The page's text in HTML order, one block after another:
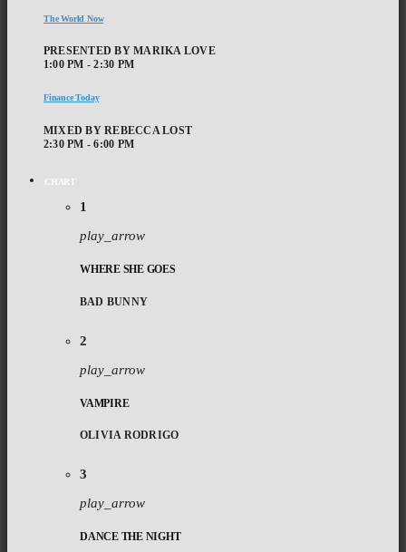
The World Now
PRESENTED BY MARIKA LOVE
1:00 PM - 2:30 PM
Finance Today
MIXED BY REBECCA LOST
2:30 PM - 6:00 PM
CHART
1
play_arrow
WHERE SHE GOES
BAD BUNNY
2
play_arrow
VAMPIRE
OLIVIA RODRIGO
3
play_arrow
DANCE THE NIGHT